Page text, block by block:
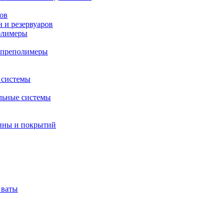
и резервуаров
системы
и покрытий